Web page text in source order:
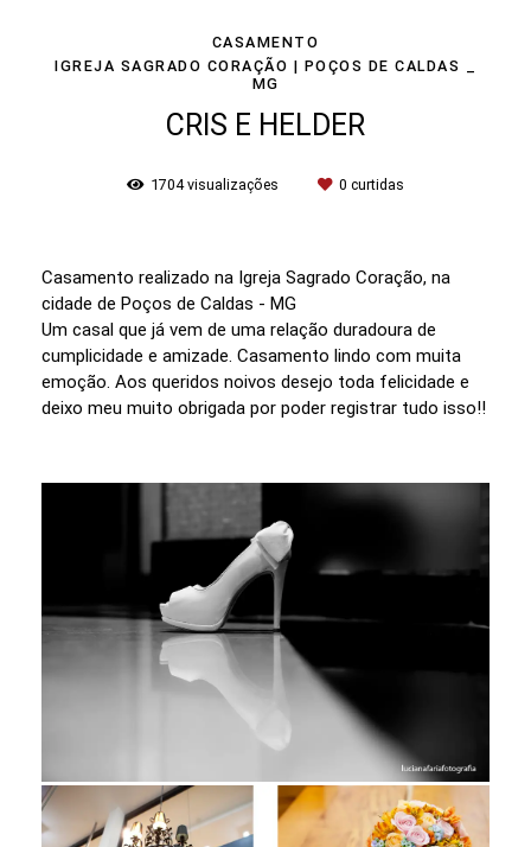
CASAMENTO
IGREJA SAGRADO CORAÇÃO | POÇOS DE CALDAS _
MG
CRIS E HELDER
1704visualizações 0 curtidas
Casamento realizado na Igreja Sagrado Coração, na
cidade de Poços de Caldas - MG
Um casal que já vem de uma relação duradoura de
cumplicidade e amizade. Casamento lindo com muita
emoção. Aos queridos noivos desejo toda felicidade e
deixo meu muito obrigada por poder registrar tudo isso!!